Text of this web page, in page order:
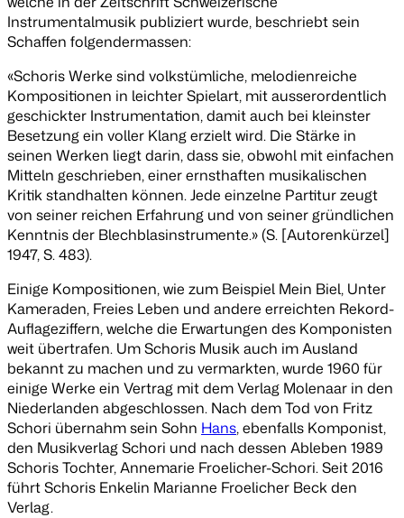
Instrumentalmusik publiziert wurde, beschriebt sein
Schaffen folgendermassen:
«Schoris Werke sind volkstümliche, melodienreiche
Kompositionen in leichter Spielart, mit ausserordentlich
geschickter Instrumentation, damit auch bei kleinster
Besetzung ein voller Klang erzielt wird. Die Stärke in
seinen Werken liegt darin, dass sie, obwohl mit einfachen
Mitteln geschrieben, einer ernsthaften musikalischen
Kritik standhalten können. Jede einzelne Partitur zeugt
von seiner reichen Erfahrung und von seiner gründlichen
Kenntnis der Blechblasinstrumente.» (S. [Autorenkürzel]
1947, S. 483).
Einige Kompositionen, wie zum Beispiel Mein Biel, Unter
Kameraden, Freies Leben und andere erreichten Rekord-
Auflageziffern, welche die Erwartungen des Komponisten
weit übertrafen. Um Schoris Musik auch im Ausland
bekannt zu machen und zu vermarkten, wurde 1960 für
einige Werke ein Vertrag mit dem Verlag Molenaar in den
Niederlanden abgeschlossen. Nach dem Tod von Fritz
Schori übernahm sein Sohn Hans, ebenfalls Komponist,
den Musikverlag Schori und nach dessen Ableben 1989
Schoris Tochter, Annemarie Froelicher-Schori. Seit 2016
führt Schoris Enkelin Marianne Froelicher Beck den
Verlag.